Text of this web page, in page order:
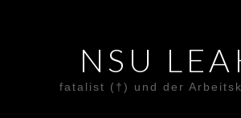
NSU
fatalist (†) und der